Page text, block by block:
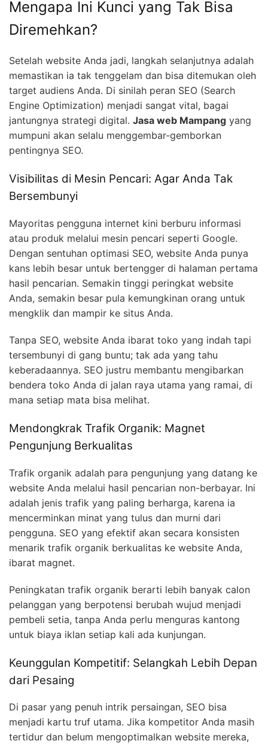
Mengapa Ini Kunci yang Tak Bisa
Diremehkan?
Setelah website Anda jadi, langkah selanjutnya adalah
memastikan ia tak tenggelam dan bisa ditemukan oleh
target audiens Anda. Di sinilah peran SEO (Search
Engine Optimization) menjadi sangat vital, bagai
jantungnya strategi digital. Jasa web Mampang yang
mumpuni akan selalu menggembar-gemborkan
pentingnya SEO.
Visibilitas di Mesin Pencari: Agar Anda Tak
Bersembunyi
Mayoritas pengguna internet kini berburu informasi
atau produk melalui mesin pencari seperti Google.
Dengan sentuhan optimasi SEO, website Anda punya
kans lebih besar untuk bertengger di halaman pertama
hasil pencarian. Semakin tinggi peringkat website
Anda, semakin besar pula kemungkinan orang untuk
mengklik dan mampir ke situs Anda.
Tanpa SEO, website Anda ibarat toko yang indah tapi
tersembunyi di gang buntu; tak ada yang tahu
keberadaannya. SEO justru membantu mengibarkan
bendera toko Anda di jalan raya utama yang ramai, di
mana setiap mata bisa melihat.
Mendongkrak Trafik Organik: Magnet
Pengunjung Berkualitas
Trafik organik adalah para pengunjung yang datang ke
website Anda melalui hasil pencarian non-berbayar. Ini
adalah jenis trafik yang paling berharga, karena ia
mencerminkan minat yang tulus dan murni dari
pengguna. SEO yang efektif akan secara konsisten
menarik trafik organik berkualitas ke website Anda,
ibarat magnet.
Peningkatan trafik organik berarti lebih banyak calon
pelanggan yang berpotensi berubah wujud menjadi
pembeli setia, tanpa Anda perlu menguras kantong
untuk biaya iklan setiap kali ada kunjungan.
Keunggulan Kompetitif: Selangkah Lebih Depan
dari Pesaing
Di pasar yang penuh intrik persaingan, SEO bisa
menjadi kartu truf utama. Jika kompetitor Anda masih
tertidur dan belum mengoptimalkan website mereka,